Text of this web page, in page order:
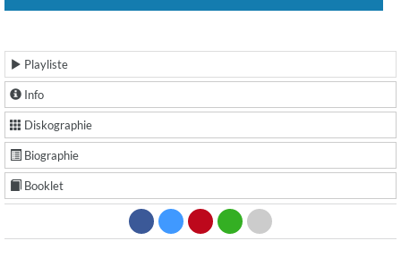
Playliste
Info
Diskographie
Biographie
Booklet